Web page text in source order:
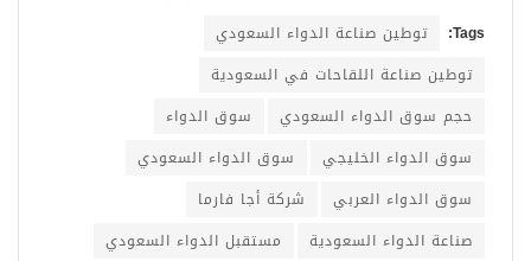
Tags:
توطين صناعة الدواء السعودي
توطين صناعة اللقاحات في السعودية
حجم سوق الدواء السعودي
سوق الدواء
سوق الدواء الخليجي
سوق الدواء السعودي
سوق الدواء العربي
شركة أجا فارما
صناعة الدواء السعودية
مستقبل الدواء السعودي